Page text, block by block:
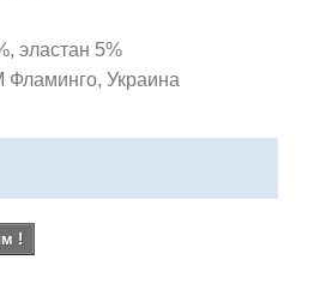
эластан 5%
Фламинго, Украина
!